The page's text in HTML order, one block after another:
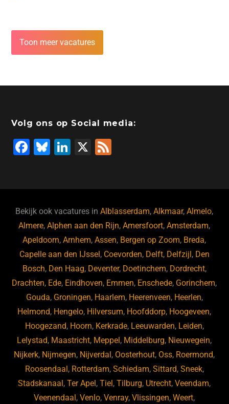
Toon meer vacatures
Volg ons op Social media:
F
b
o
o
k
Bl
ky
Li
dI
n
X
Bekijk ook vacatures inAlblasserdam,Alkmaar,Almelo,
Almere,Alphen aan den Rijn,Amersfoort,Amsterdam,
Apeldoorn,Arnhem,Assen, Bergen op Zoom, Breda,
Capelle aan den IJssel , Coevorden, Delft, Delfzijl , Den
Bosch, Den Haag, Deventer, Doetinchem, Dordrecht,
Drachten, Ede, Eindhoven, Emmen, Enschede, Gorinchem,
Gouda, Groningen, Haarlem, Heerenveen, Heerlen,
Helmond, Hengelo, Hilversum, Hoofddorp, Hoogeveen,
Hoogezand, Hoorn, Kerkrade, Leeuwarden, Leiden,
Lelystad, Maastricht, Meppel , Middelburg, Nieuwegein,
Nijkerk, Nijmegen, Nijverdal , Oosterhout, Oss, Roermond,
Roosendaal , Rotterdam, Schiedam, Sittard, Sneek,
Stadskanaal ,Ter Apel ,Tiel ,Tilburg, Utrecht,Veendam,
Veenendaal ,Venlo,Venray,Vlissingen,Weert,